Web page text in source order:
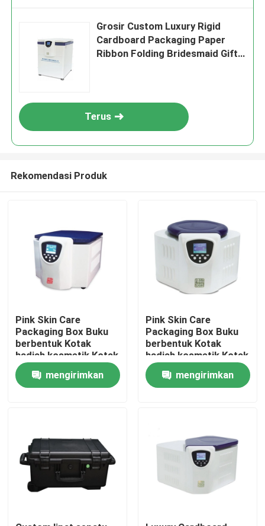
Rumah
Produk
Video
Grosir Custom Luxury Rigid
Cardboard Packaging Paper
Ribbon Folding Bridesmaid Gift
Terus
Rekomendasi Produk
Pink Skin Care
Packaging Box Buku
berbentuk Kotak
hadiah kosmetik Kotak
kertas magnetik Untuk
perawatan kulit Botol
kosmetik dengan
mengirimkan
Pink Skin Care
Packaging Box Buku
berbentuk Kotak
hadiah kosmetik Kotak
kertas magnetik Untuk
perawatan kulit Botol
kosmetik dengan
mengirimkan